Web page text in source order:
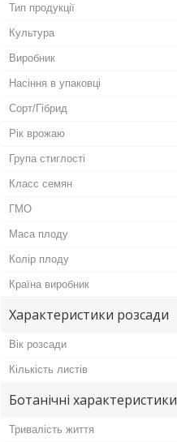
Тип продукції
Культура
Виробник
Насіння в упаковці
Сорт/Гібрид
Рік врожаю
Група стиглості
Класс семян
ГМО
Маса плоду
Колір плоду
Країна виробник
Характеристики розсади
Вік розсади
Кількість листів
Ботанічні характеристики
Тривалість життя